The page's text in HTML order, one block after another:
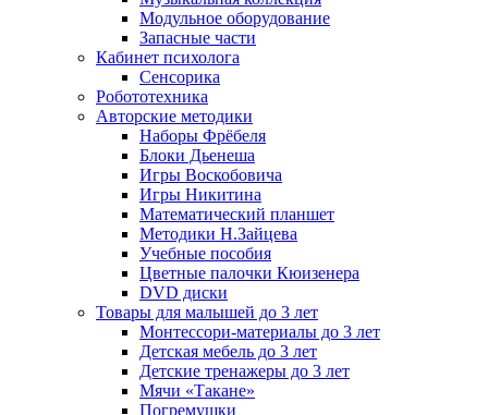
Модульное оборудование
Запасные части
Кабинет психолога
Сенсорика
Робототехника
Авторские методики
Наборы Фрёбеля
Блоки Дьенеша
Игры Воскобовича
Игры Никитина
Математический планшет
Методики Н.Зайцева
Учебные пособия
Цветные палочки Кюизенера
DVD диски
Товары для малышей до 3 лет
Монтессори-материалы до 3 лет
Детская мебель до 3 лет
Детские тренажеры до 3 лет
Мячи «Такане»
Погремушки